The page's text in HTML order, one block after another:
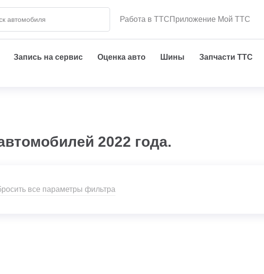
Работа в ТТСПриложение Мой ТТС
Запись на сервис Оценка авто Шины Запчасти ТТС
2022 года.
все параметры фильтра